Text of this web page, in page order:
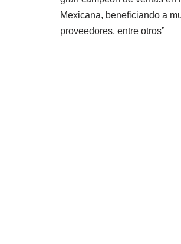
Mexicana, beneficiando a
proveedores, entre otros”